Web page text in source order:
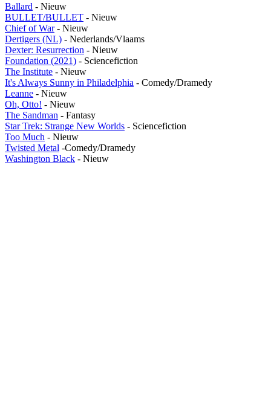
Ballard - Nieuw
BULLET/BULLET - Nieuw
Chief of War- Nieuw
Dertigers (NL) - Nederlands/Vlaams
Dexter: Resurrection - Nieuw
Foundation (2021) - Sciencefiction
The Institute - Nieuw
It's Always Sunny in Philadelphia - Comedy/Dramedy
Leanne - Nieuw
Oh, Otto! - Nieuw
The Sandman - Fantasy
Star Trek: Strange New Worlds - Sciencefiction
Too Much - Nieuw
Twisted Metal -Comedy/Dramedy
Washington Black - Nieuw